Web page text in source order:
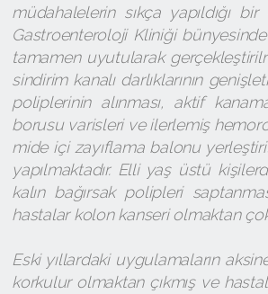
müdahalelerin sıkça yapıldığı
Gastroenteroloji Kliniği
tamamen uyutularak
sindirim kanalı darlıklarının
poliplerinin alınması, aktif
borusu varisleri ve ilerlemiş
mide içi zayıflama balonu
yapılmaktadır. Elli yaş üstü
kalın bağırsak polipleri
hastalar kolon kanseri olmaktan
Eski yıllardaki uygulamaların
korkulur olmaktan çıkmış ve